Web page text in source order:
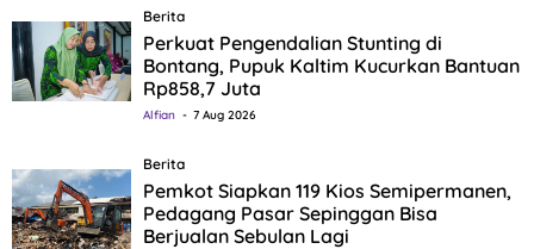
Berita
Perkuat Pengendalian Stunting di
Bontang, Pupuk Kaltim Kucurkan Bantuan
Rp858,7 Juta
Alfian 7 Aug 2026
Berita
Pemkot Siapkan 119 Kios Semipermanen,
Pedagang Pasar Sepinggan Bisa
Berjualan Sebulan Lagi